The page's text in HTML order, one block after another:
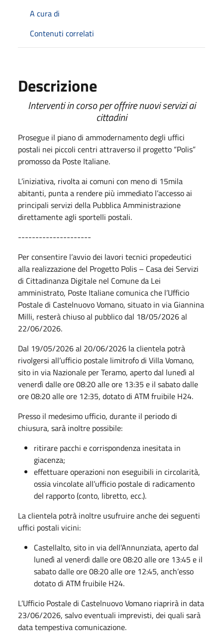
A cura di
Contenuti correlati
Descrizione
Interventi in corso per offrire nuovi servizi ai
cittadini
Prosegue il piano di ammodernamento degli uffici
postali nei piccoli centri attraverso il progetto “Polis”
promosso da Poste Italiane.
L’iniziativa, rivolta ai comuni con meno di 15mila
abitanti, punta a rendere più immediato l’accesso ai
principali servizi della Pubblica Amministrazione
direttamente agli sportelli postali.
---------------------
Per consentire l’avvio dei lavori tecnici propedeutici
alla realizzazione del Progetto Polis – Casa dei Servizi
di Cittadinanza Digitale nel Comune da Lei
amministrato, Poste Italiane comunica che l’Ufficio
Postale di Castelnuovo Vomano, situato in via Giannina
Milli, resterà chiuso al pubblico dal 18/05/2026 al
22/06/2026.
Dal 19/05/2026 al 20/06/2026 la clientela potrà
rivolgersi all’ufficio postale limitrofo di Villa Vomano,
sito in via Nazionale per Teramo, aperto dal lunedì al
venerdì dalle ore 08:20 alle ore 13:35 e il sabato dalle
ore 08:20 alle ore 12:35, dotato di ATM fruibile H24.
Presso il medesimo ufficio, durante il periodo di
chiusura, sarà inoltre possibile:
ritirare pacchi e corrispondenza inesitata in
giacenza;
effettuare operazioni non eseguibili in circolarità,
ossia vincolate all’ufficio postale di radicamento
del rapporto (conto, libretto, ecc.).
La clientela potrà inoltre usufruire anche dei seguenti
uffici postali vicini:
Castellalto, sito in via dell’Annunziata, aperto dal
lunedì al venerdì dalle ore 08:20 alle ore 13:45 e il
sabato dalle ore 08:20 alle ore 12:45, anch’esso
dotato di ATM fruibile H24.
L’Ufficio Postale di Castelnuovo Vomano riaprirà in data
23/06/2026, salvo eventuali imprevisti, dei quali sarà
data tempestiva comunicazione.